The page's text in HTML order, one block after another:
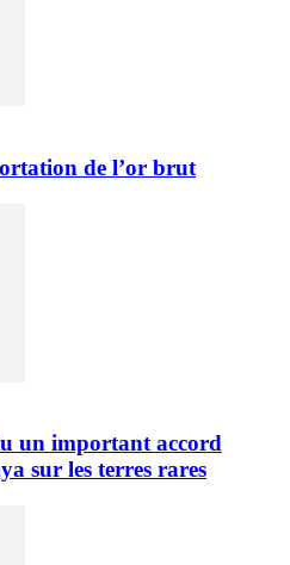
de l’or brut
un important accord
sur les terres rares